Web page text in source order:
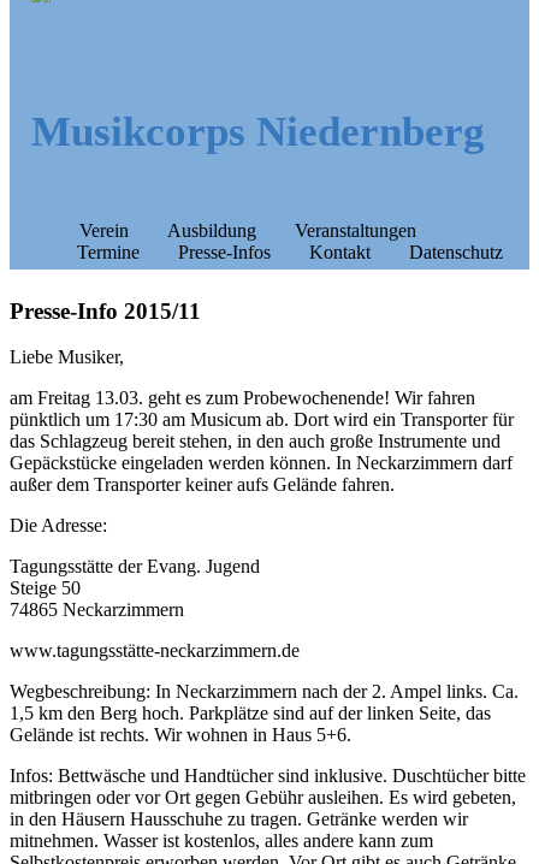
Musikcorps Niedernberg
Verein Ausbildung
Veranstaltungen
Termine
Presse-Infos Kontakt Datenschutz
Presse-Info 2015/11
Liebe Musiker,
am Freitag 13.03. geht es zum Probewochenende! Wir fahren
pünktlich um 17:30 am Musicum ab. Dort wird ein Transporter für
das Schlagzeug bereit stehen, in den auch große Instrumente und
Gepäckstücke eingeladen werden können. In Neckarzimmern darf
außer dem Transporter keiner aufs Gelände fahren.
Die Adresse:
Tagungsstätte der Evang. Jugend
Steige 50
74865 Neckarzimmern
www.tagungsstätte-neckarzimmern.de
Wegbeschreibung: In Neckarzimmern nach der 2. Ampel links. Ca.
1,5 km den Berg hoch. Parkplätze sind auf der linken Seite, das
Gelände ist rechts. Wir wohnen in Haus 5+6.
Infos: Bettwäsche und Handtücher sind inklusive. Duschtücher bitte
mitbringen oder vor Ort gegen Gebühr ausleihen. Es wird gebeten,
in den Häusern Hausschuhe zu tragen. Getränke werden wir
mitnehmen. Wasser ist kostenlos, alles andere kann zum